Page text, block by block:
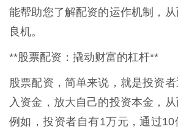
能帮助您了解配资的运作机制，
良机。
**股票配资：撬动财富的杠杆**
股票配资，简单来说，就是投资
入资金，放大自己的投资本金，从
例如，投资者自有1万元，通过10